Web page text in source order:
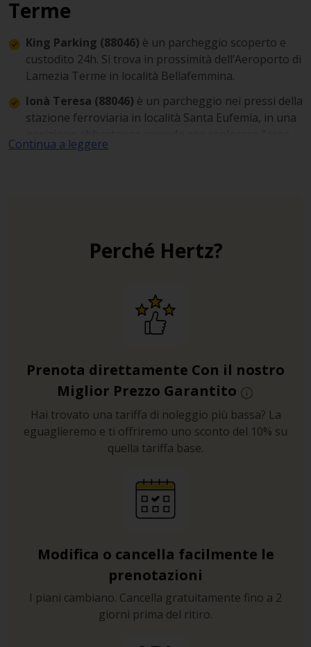
Terme
King Parking (88046) è un parcheggio scoperto e
custodito 24h. Si trova in prossimità dell’Aeroporto di
Lamezia Terme in località Bellafemmina.
Ionà Teresa (88046) è un parcheggio nei pressi della
stazione ferroviaria in località Santa Eufemia, in una
Continua a leggere
Perché Hertz?
Prenota direttamente Con il nostro
Miglior Prezzo Garantito
Hai trovato una tariffa di noleggio più bassa? La
eguaglieremo e ti offriremo uno sconto del 10% su
quella tariffa base.
Modifica o cancella facilmente le
prenotazioni
I piani cambiano. Cancella gratuitamente fino a 2
giorni prima del ritiro.